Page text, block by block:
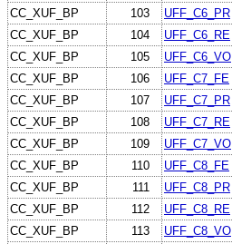
CC_XUF_BP
103 UFF_C6_PR
CC_XUF_BP
104 UFF_C6_RE
CC_XUF_BP
105 UFF_C6_VO
CC_XUF_BP
106 UFF_C7_FE
CC_XUF_BP
107 UFF_C7_PR
CC_XUF_BP
108 UFF_C7_RE
CC_XUF_BP
109 UFF_C7_VO
CC_XUF_BP
110 UFF_C8_FE
CC_XUF_BP
111 UFF_C8_PR
CC_XUF_BP
112 UFF_C8_RE
CC_XUF_BP
113 UFF_C8_VO